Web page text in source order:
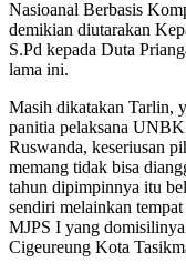
Nasioanal Berbasis
demikian diutarakan
S.Pd kepada Duta
lama ini.
Masih dikatakan Tarlin,
panitia pelaksana
Ruswanda, keseriusan
memang tidak bisa
tahun dipimpinnya itu
sendiri melainkan
MJPS I yang domisilinya
Cigeureung Kota